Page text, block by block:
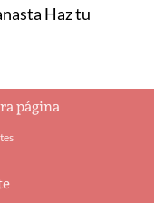
Haz tu
página